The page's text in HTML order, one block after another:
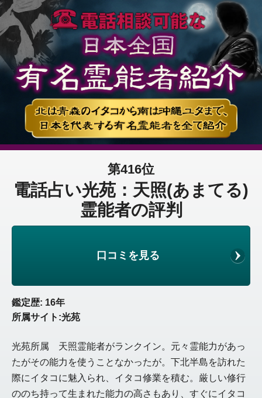
第416位
電話占い光苑：天照(あまてる)
霊能者の評判
口コミを見る
鑑定歴: 16年
所属サイト:光苑
光苑所属 天照霊能者がランクイン。元々霊能力があっ
たがその能力を使うことなかったが。下北半島を訪れた
際にイタコに魅入られ、イタコ修業を積む。厳しい修行
ののち持って生まれた能力の高さもあり、すぐにイタコ